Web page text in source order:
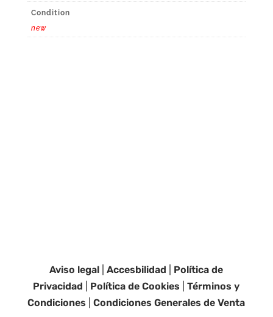
Condition
new
Aviso legal |Accesbilidad
Política de
Privacidad
Política de Cookies |Términos y
Condiciones |Condiciones Generales de Venta